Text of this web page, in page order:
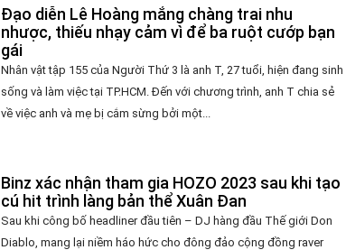
Đạo diễn Lê Hoàng mắng chàng trai nhu
nhược, thiếu nhạy cảm vì để ba ruột cướp bạn
gái
Nhân vật tập 155 của Người Thứ 3 là anh T, 27 tuổi, hiện đang sinh
sống và làm việc tại TP.HCM. Đến với chương trình, anh T chia sẻ
về việc anh và mẹ bị cắm sừng bởi một...
Binz xác nhận tham gia HOZO 2023 sau khi tạo
cú hit trình làng bản thể Xuân Đan
Sau khi công bố headliner đầu tiên – DJ hàng đầu Thế giới Don
Diablo, mang lại niềm háo hức cho đông đảo cộng đồng raver